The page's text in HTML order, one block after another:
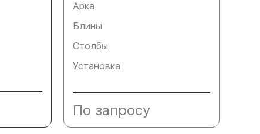
Арка
Блины
Столбы
Установка
По запросу